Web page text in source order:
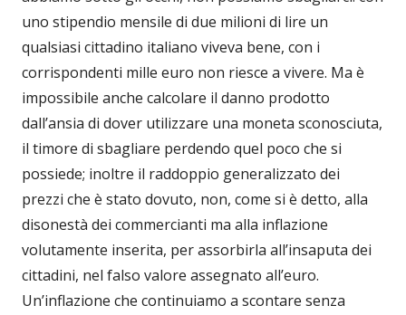
uno stipendio mensile di due milioni di lire un
qualsiasi cittadino italiano viveva bene, con i
corrispondenti mille euro non riesce a vivere. Ma è
impossibile anche calcolare il danno prodotto
dall’ansia di dover utilizzare una moneta sconosciuta,
il timore di sbagliare perdendo quel poco che si
possiede; inoltre il raddoppio generalizzato dei
prezzi che è stato dovuto, non, come si è detto, alla
disonestà dei commercianti ma alla inflazione
volutamente inserita, per assorbirla all’insaputa dei
cittadini, nel falso valore assegnato all’euro.
Un’inflazione che continuiamo a scontare senza